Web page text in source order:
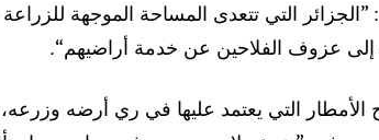
: ”الجزائر التي تتعدى المساحة الموجهة للزراعة
إلى عزوف الفلاحين عن خدمة أراضيهم“.
التي يعتمد عليها في ري أرضه